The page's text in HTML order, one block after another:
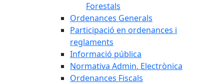
Forestals
Ordenances Generals
Participació en ordenances i
reglaments
Informació pública
Normativa Admin. Electrònica
Ordenances Fiscals